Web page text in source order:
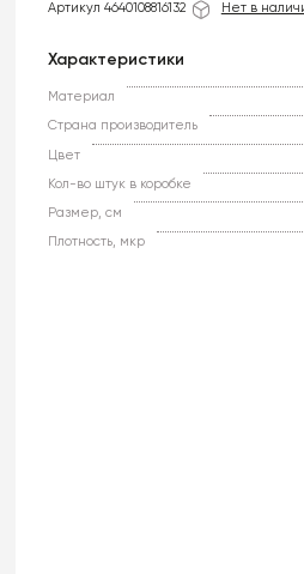
Артикул 4640108816132 Нет в
Характеристики
Материал
Страна производитель
Цвет
Кол-во штук в коробке
Размер, см
Плотность, мкр